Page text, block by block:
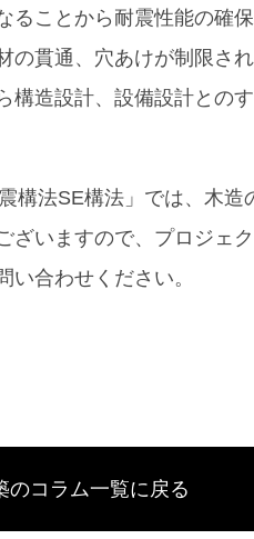
ることから耐震性能の確
の貫通、穴あけが制限さ
構造設計、設備設計との
構法SE構法」では、木造
ざいますので、プロジェ
い合わせください。
のコラム一覧に戻る